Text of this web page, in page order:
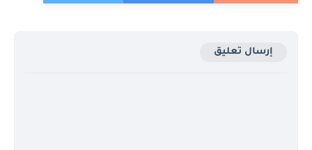
إرسال تعليق